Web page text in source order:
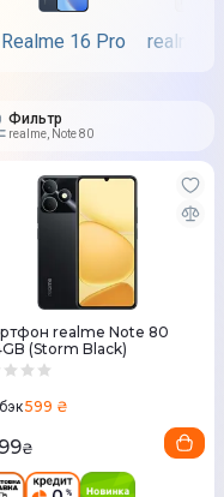
Realme 16 Pro realme
Фильтр
realme, Note 80
realme Note 80
(Storm Black)
599 ₴
₴